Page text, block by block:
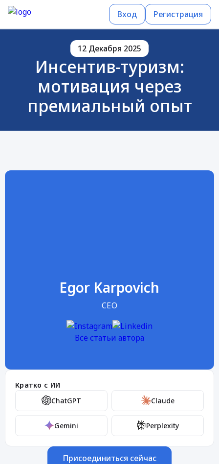
Вход Регистрация
12 Декабря 2025
Инсентив-туризм:
мотивация через
премиальный опыт
Egor Karpovich
CEO
Все статьи автора
Кратко с ИИ
ChatGPT
Claude
Gemini Perplexity
Присоединиться сейчас